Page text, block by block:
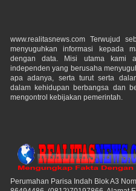
www.realitasnews.com Terwujud
menyuguhkan informasi kepada
dengan data. Misi utama kami
independen yang berusaha
apa adanya, serta turut serta
dalam kehidupan berbangsa dan
mengontrol kebijakan pemerintah.
Perumahan Parisa Indah Blok A3